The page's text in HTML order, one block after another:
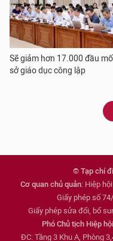
Sẽ giảm hơn 17.000 đầu
sở giáo dục công lập
© Tạp chí
Cơ quan chủ quản: Hiệp
Giấy phép số
Giấy phép sửa đổi, bổ
Phó Chủ tịch Hiệp
ĐC: Tầng 3 Khu A, Phòng